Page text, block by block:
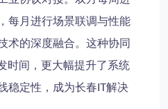
每月进行场景联调与性能
术的深度融合。这种协同
时间 ，更大幅提升了系统
稳定性，成为长春IT解决